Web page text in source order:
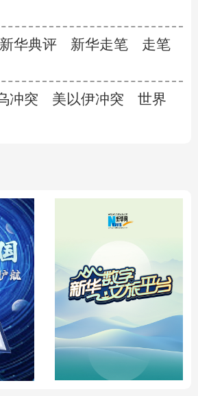
新华典评 新华走笔
走笔
冲突 美以伊冲突
世界